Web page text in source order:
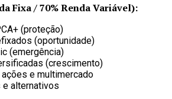
Fixa / 70% Renda Variável):
(proteção)
(oportunidade)
(emergência)
(crescimento)
e multimercado
e alternativos